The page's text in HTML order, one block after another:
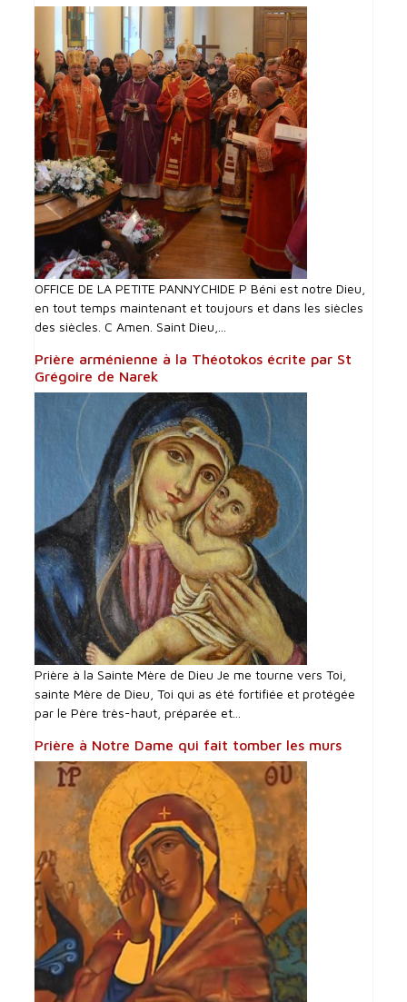
OFFICE DE LA PETITE PANNYCHIDE P Béni est notre Dieu,
en tout temps maintenant et toujours et dans les siècles
des siècles. C Amen. Saint Dieu,...
Prière arménienne à la Théotokos écrite par St
Grégoire de Narek
Prière à la Sainte Mère de Dieu Je me tourne vers Toi,
sainte Mère de Dieu, Toi qui as été fortifiée et protégée
par le Père très-haut, préparée et...
Prière à Notre Dame qui fait tomber les murs